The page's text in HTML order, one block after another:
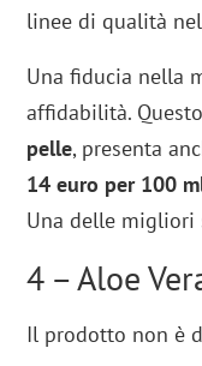
linee di qualità
Una fiducia nella
affidabilità.
pelle, presenta
14 euro per 100
Una delle migliori
4 – Aloe
Il prodotto non è